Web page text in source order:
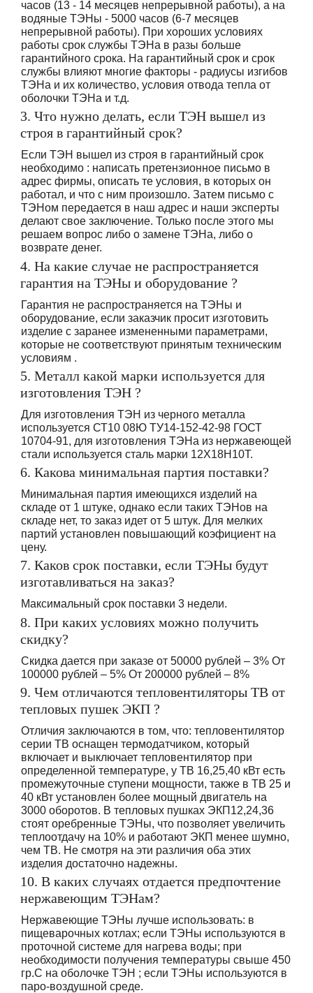
часов (13 - 14 месяцев непрерывной работы), а на
водяные ТЭНы - 5000 часов (6-7 месяцев
непрерывной работы). При хороших условиях
работы срок службы ТЭНа в разы больше
гарантийного срока. На гарантийный срок и срок
службы влияют многие факторы - радиусы изгибов
ТЭНа и их количество, условия отвода тепла от
оболочки ТЭНа и т.д.
3. Что нужно делать, если ТЭН вышел из
строя в гарантийный срок?
Если ТЭН вышел из строя в гарантийный срок
необходимо : написать претензионное письмо в
адрес фирмы, описать те условия, в которых он
работал, и что с ним произошло. Затем письмо с
ТЭНом передается в наш адрес и наши эксперты
делают свое заключение. Только после этого мы
решаем вопрос либо о замене ТЭНа, либо о
возврате денег.
4. На какие случае не распространяется
гарантия на ТЭНы и оборудование ?
Гарантия не распространяется на ТЭНы и
оборудование, если заказчик просит изготовить
изделие с заранее измененными параметрами,
которые не соответствуют принятым техническим
условиям .
5. Металл какой марки используется для
изготовления ТЭН ?
Для изготовления ТЭН из черного металла
используется СТ10 08Ю ТУ14-152-42-98 ГОСТ
10704-91, для изготовления ТЭНа из нержавеющей
стали используется сталь марки 12Х18Н10Т.
6. Какова минимальная партия поставки?
Минимальная партия имеющихся изделий на
складе от 1 штуке, однако если таких ТЭНов на
складе нет, то заказ идет от 5 штук. Для мелких
партий установлен повышающий коэфициент на
цену.
7. Каков срок поставки, если ТЭНы будут
изготавливаться на заказ?
Максимальный срок поставки 3 недели.
8. При каких условиях можно получить
скидку?
Скидка дается при заказе от 50000 рублей – 3% От
100000 рублей – 5% От 200000 рублей – 8%
9. Чем отличаются тепловентиляторы ТВ от
тепловых пушек ЭКП ?
Отличия заключаются в том, что: тепловентилятор
серии ТВ оснащен термодатчиком, который
включает и выключает тепловентилятор при
определенной температуре, у ТВ 16,25,40 кВт есть
промежуточные ступени мощности, также в ТВ 25 и
40 кВт установлен более мощный двигатель на
3000 оборотов. В тепловых пушках ЭКП12,24,36
стоят оребренные ТЭНы, что позволяет увеличить
теплоотдачу на 10% и работают ЭКП менее шумно,
чем ТВ. Не смотря на эти различия оба этих
изделия достаточно надежны.
10. В каких случаях отдается предпочтение
нержавеющим ТЭНам?
Нержавеющие ТЭНы лучше использовать: в
пищеварочных котлах; если ТЭНы используются в
проточной системе для нагрева воды; при
необходимости получения температуры свыше 450
гр.С на оболочке ТЭН ; если ТЭНы используются в
паро-воздушной среде.